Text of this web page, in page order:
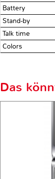
Battery
Stand-by
Talk time
Colors
Das